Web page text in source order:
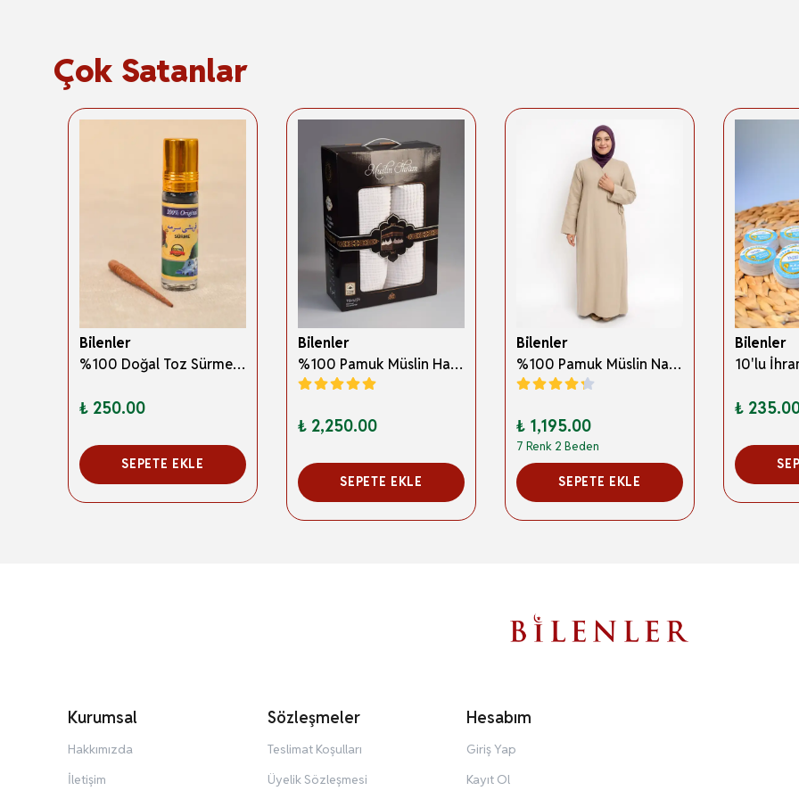
Çok Satanlar
Bilenler
%100 Doğal Toz Sürme + Ahşap Sürme Çubuğu | Geleneksel ve Orijinal Göz Sürmesi
₺ 250.00
SEPETE EKLE
Bilenler
%100 Pamuk Müslin Hac İhramı – Hafif; Dikişsiz ve Antibakteriyel
₺ 2,250.00
SEPETE EKLE
Bilenler
%100 Pamuk Müslin Namaz Elbisesi Yandan Bağlamalı -Terletmeyen Rahat Kumaş, 36-48 Beden, İbadet Kıyafeti
₺ 1,195.00
7 Renk 2 Beden
SEPETE EKLE
Bilenler
₺
Kurumsal
Hakkımızda
İletişim
Sözleşmeler
Teslimat Koşulları
Üyelik Sözleşmesi
Hesabım
Giriş Yap
Kayıt Ol